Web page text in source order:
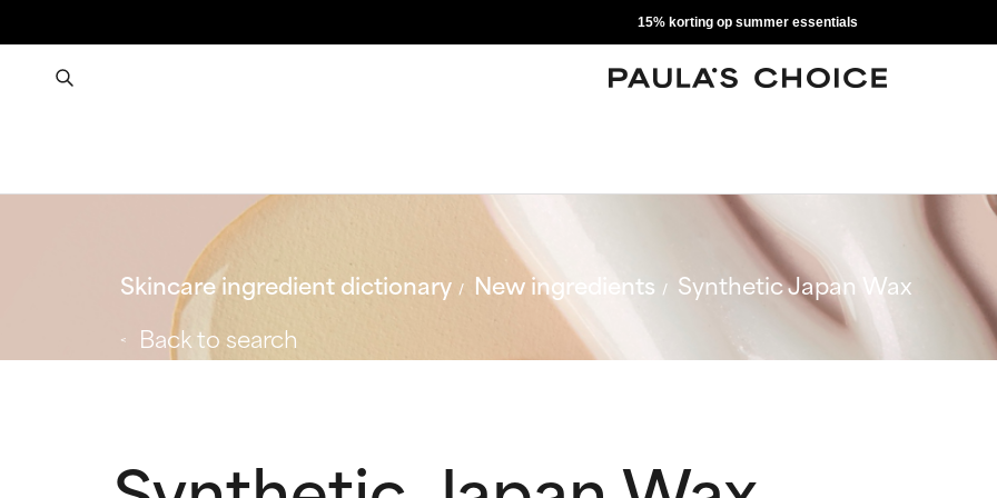
15% korting op summer essentials
Skincare ingredient dictionary New ingredients
Synthetic Japan Wax
Back to search